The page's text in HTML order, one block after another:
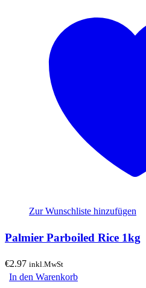
Zur Wunschliste hinzufügen
Palmier Parboiled Rice 1kg
€2.97 inkl.MwSt
In den Warenkorb